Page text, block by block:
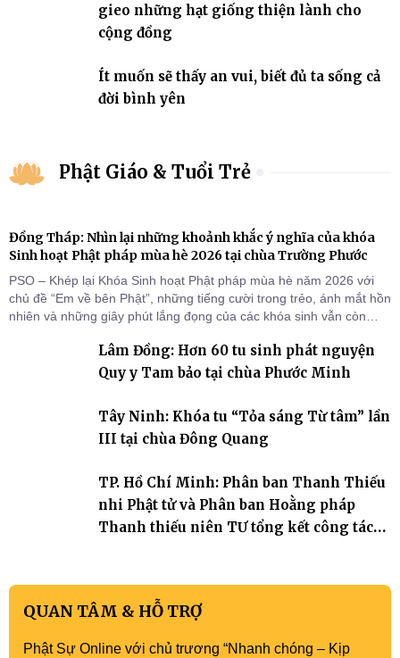
gieo những hạt giống thiện lành cho
cộng đồng
Ít muốn sẽ thấy an vui, biết đủ ta sống cả
đời bình yên
Phật Giáo & Tuổi Trẻ
Đồng Tháp: Nhìn lại những khoảnh khắc ý nghĩa của khóa
Sinh hoạt Phật pháp mùa hè 2026 tại chùa Trường Phước
PSO – Khép lại Khóa Sinh hoạt Phật pháp mùa hè năm 2026 với
chủ đề “Em về bên Phật”, những tiếng cười trong trẻo, ánh mắt hồn
nhiên và những giây phút lắng đọng của các khóa sinh vẫn còn
Tháp). Những tuần tu học ngắn ngủi nhưng đã trở thành hành
trang quý báu, gieo những hạt giống thiện l
Lâm Đồng: Hơn 60 tu sinh phát nguyện
Quy y Tam bảo tại chùa Phước Minh
Tây Ninh: Khóa tu “Tỏa sáng Từ tâm” lần
III tại chùa Đông Quang
TP. Hồ Chí Minh: Phân ban Thanh Thiếu
nhi Phật tử và Phân ban Hoằng pháp
Thanh thiếu niên TƯ tổng kết công tác
QUAN TÂM & HỖ TRỢ
Phật Sự Online với chủ trương “Nhanh chóng – Kịp